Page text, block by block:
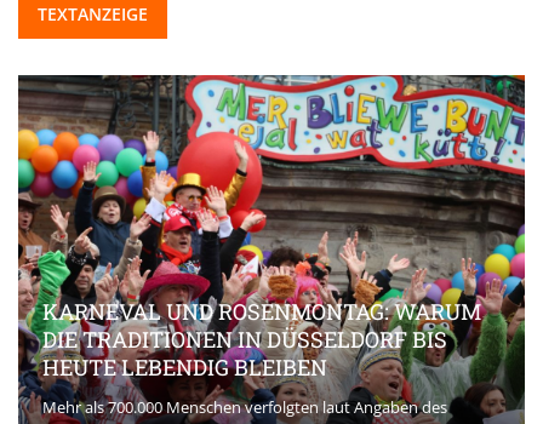
TEXTANZEIGE
KARNEVAL UND ROSENMONTAG: WARUM
DIE TRADITIONEN IN DÜSSELDORF BIS
HEUTE LEBENDIG BLEIBEN
Mehr als 700.000 Menschen verfolgten laut Angaben des